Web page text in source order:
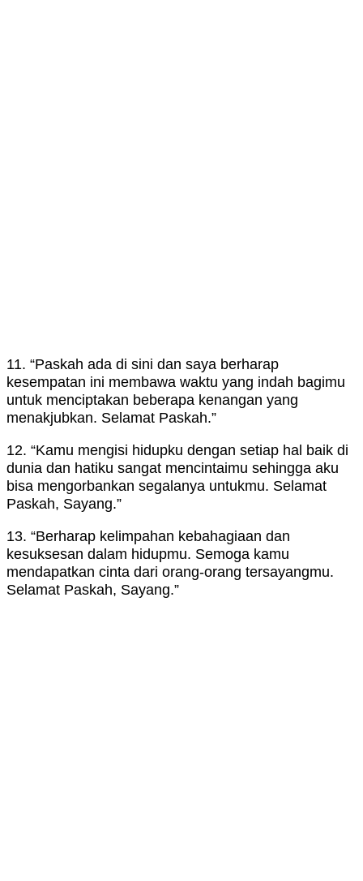
11. “Paskah ada di sini dan saya berharap
kesempatan ini membawa waktu yang indah bagimu
untuk menciptakan beberapa kenangan yang
menakjubkan. Selamat Paskah.”
12. “Kamu mengisi hidupku dengan setiap hal baik di
dunia dan hatiku sangat mencintaimu sehingga aku
bisa mengorbankan segalanya untukmu. Selamat
Paskah, Sayang.”
13. “Berharap kelimpahan kebahagiaan dan
kesuksesan dalam hidupmu. Semoga kamu
mendapatkan cinta dari orang-orang tersayangmu.
Selamat Paskah, Sayang.”